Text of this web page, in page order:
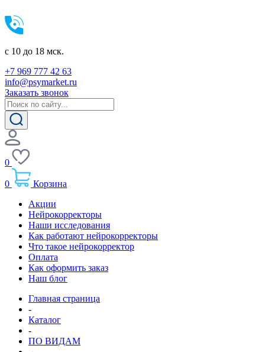
c 10 до 18 мск.
+7 969 777 42 63
info@psymarket.ru
Заказать звонок
0
0
Корзина
Акции
Нейрокорректоры
Наши исследования
Как работают нейрокорректоры
Что такое нейрокорректор
Оплата
Как оформить заказ
Наш блог
Главная страница
-
Каталог
-
ПО ВИДАМ